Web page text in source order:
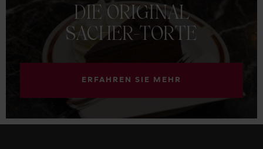
DIE ORIGINAL
SACHER-TORTE
ERFAHREN SIE MEHR